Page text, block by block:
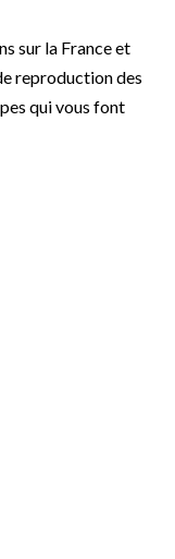
sur la France et
reproduction des
qui vous font